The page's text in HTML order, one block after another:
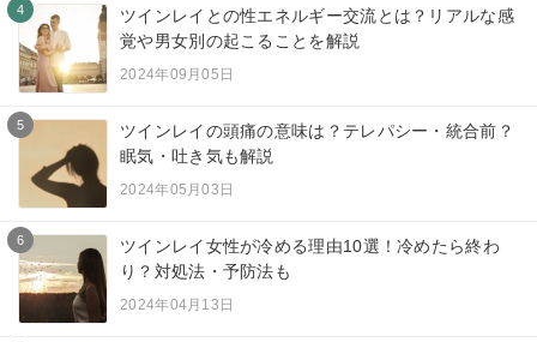
4
ツインレイとの性エネルギー交流とは？リアルな感
覚や男女別の起こることを解説
2024年09月05日
5
ツインレイの頭痛の意味は？テレパシー・統合前？
眠気・吐き気も解説
2024年05月03日
6
ツインレイ女性が冷める理由10選！冷めたら終わ
り？対処法・予防法も
2024年04月13日